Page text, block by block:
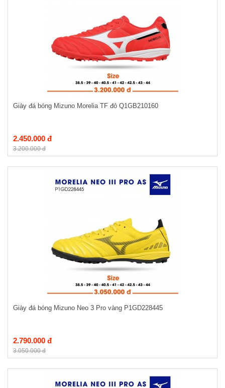
Giày đá bóng Mizuno Morelia TF đỏ Q1GB210160
2.450.000 đ
3.200.000 đ
Giày đá bóng Mizuno Neo 3 Pro vàng P1GD228445
2.790.000 đ
3.050.000 đ